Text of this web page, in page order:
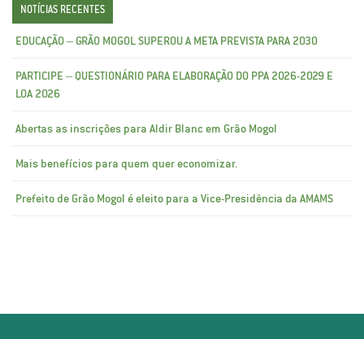
NOTÍCIAS RECENTES
EDUCAÇÃO – GRÃO MOGOL SUPEROU A META PREVISTA PARA 2030
PARTICIPE – QUESTIONÁRIO PARA ELABORAÇÃO DO PPA 2026-2029 E
LOA 2026
Abertas as inscrições para Aldir Blanc em Grão Mogol
Mais benefícios para quem quer economizar.
Prefeito de Grão Mogol é eleito para a Vice-Presidência da AMAMS